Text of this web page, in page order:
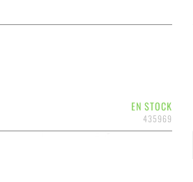
EN STOCK
435969